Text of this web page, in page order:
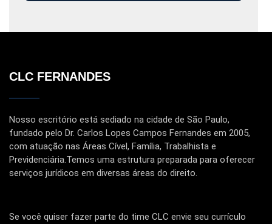
CLC FERNANDES
Nosso escritório está sediado na cidade de São Paulo,
fundado pelo Dr. Carlos Lopes Campos Fernandes em 2005,
com atuação nas Áreas Cível, Família, Trabalhista e
Previdenciária.Temos uma estrutura preparada para oferecer
serviços jurídicos em diversas áreas do direito.
Se você quiser fazer parte do time CLC envie seu currículo